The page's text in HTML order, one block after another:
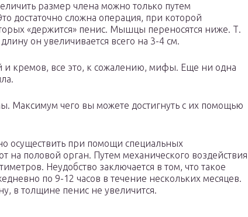
размер члена можно только путем
достаточно сложна операция, при которой
«держится» пенис. Мышцы переносятся ниже. Т.
он увеличивается всего на 3-4 см.
и кремов, все это, к сожалению, мифы. Еще ни одна
Максимум чего вы можете достигнуть с их помощью
осуществить при помощи специальных
на половой орган. Путем механического воздействия
Неудобство заключается в том, что такое
по 9-12 часов в течение нескольких месяцев.
в толщине пенис не увеличится.